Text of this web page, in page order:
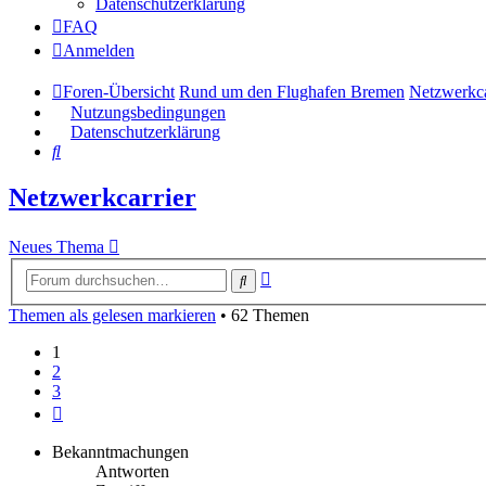
Datenschutzerklärung
FAQ
Anmelden
Foren-Übersicht Rund um den Flughafen Bremen
Nutzungsbedingungen
Datenschutzerklärung
Suche
Netzwerkcarrier
Neues Thema
Suche
Themen als gelesen markieren • 62 Themen
1
2
3
Bekanntmachungen
Antworten